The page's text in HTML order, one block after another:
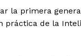
la primera
práctica de la